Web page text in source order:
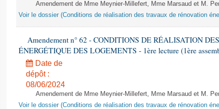
Amendement de Mme Meynier-Millefert, Mme Marsaud et M.
Voir le dossier (Conditions de réalisation des travaux de rénovation
Amendement n° 62 - CONDITIONS DE RÉALISATION
ÉNERGÉTIQUE DES LOGEMENTS - 1ère lecture (1ère
Date de
dépôt :
08/06/2024
Amendement de Mme Meynier-Millefert, Mme Marsaud et M.
Voir le dossier (Conditions de réalisation des travaux de rénovation